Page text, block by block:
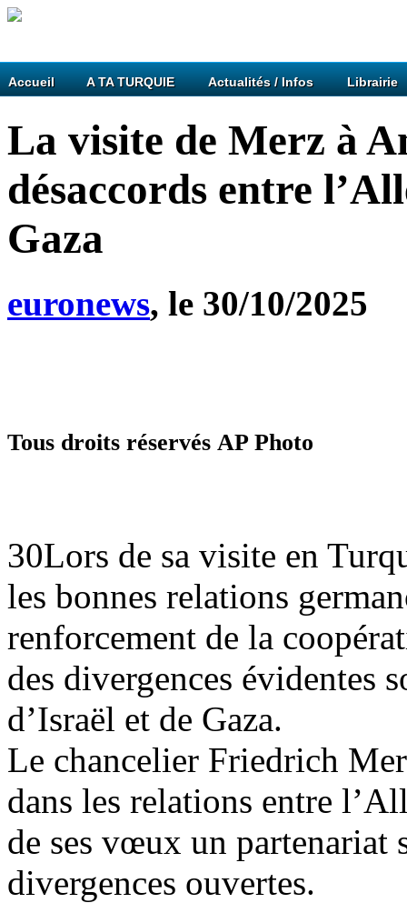
Accueil A TA TURQUIE Actualités / Infos Librairie
La visite de Merz à
désaccords entre
Gaza
euronews, le 30/10/2025
Tous droits réservés AP Photo
30Lors de sa visite en
les bonnes relations
renforcement de la
des divergences évidentes
d’Israël et de Gaza.
Le chancelier Friedrich
dans les relations entre
de ses vœux un partenariat
divergences ouvertes.